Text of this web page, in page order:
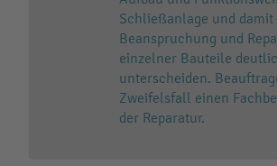
Schließanlage und damit
Beanspruchung und
einzelner Bauteile
unterscheiden.
Zweifelsfall einen
der Reparatur.